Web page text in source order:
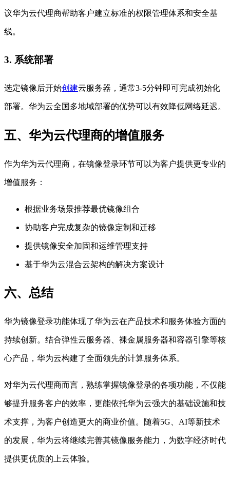
议华为云代理商帮助客户建立标准的权限管理体系和安全基
线。
3. 系统部署
选定镜像后开始创建云服务器，通常3-5分钟即可完成初始化
部署。华为云全国多地域部署的优势可以有效降低网络延迟。
五、华为云代理商的增值服务
作为华为云代理商，在镜像登录环节可以为客户提供更专业的
增值服务：
根据业务场景推荐最优镜像组合
协助客户完成复杂的镜像定制和迁移
提供镜像安全加固和运维管理支持
基于华为云混合云架构的解决方案设计
六、总结
华为镜像登录功能体现了华为云在产品技术和服务体验方面的
持续创新。结合弹性云服务器、裸金属服务器和容器引擎等核
心产品，华为云构建了全面领先的计算服务体系。
对华为云代理商而言，熟练掌握镜像登录的各项功能，不仅能
够提升服务客户的效率，更能依托华为云强大的基础设施和技
术支撑，为客户创造更大的商业价值。随着5G、AI等新技术
的发展，华为云将继续完善其镜像服务能力，为数字经济时代
提供更优质的上云体验。